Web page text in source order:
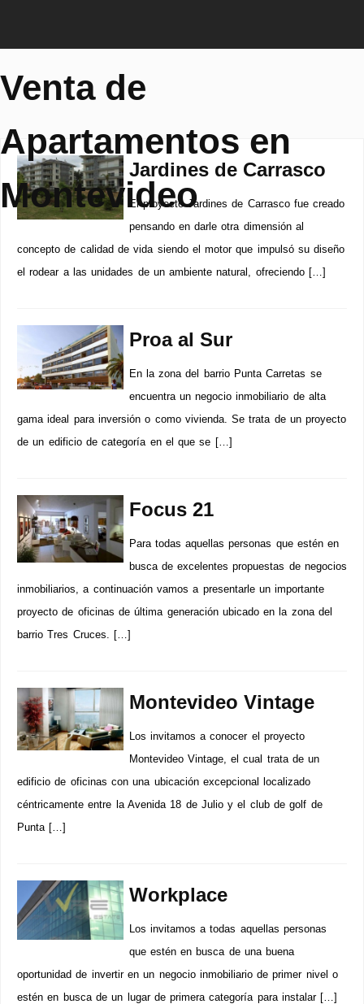
Venta de
Apartamentos en
Montevideo
Jardines de Carrasco
El proyecto Jardines de Carrasco fue creado
pensando en darle otra dimensión al
concepto de calidad de vida siendo el motor que impulsó su diseño
el rodear a las unidades de un ambiente natural, ofreciendo […]
Proa al Sur
En la zona del barrio Punta Carretas se
encuentra un negocio inmobiliario de alta
gama ideal para inversión o como vivienda. Se trata de un proyecto
de un edificio de categoría en el que se […]
Focus 21
Para todas aquellas personas que estén en
busca de excelentes propuestas de negocios
inmobiliarios, a continuación vamos a presentarle un importante
proyecto de oficinas de última generación ubicado en la zona del
barrio Tres Cruces. […]
Montevideo Vintage
Los invitamos a conocer el proyecto
Montevideo Vintage, el cual trata de un
edificio de oficinas con una ubicación excepcional localizado
céntricamente entre la Avenida 18 de Julio y el club de golf de
Punta […]
Workplace
Los invitamos a todas aquellas personas
que estén en busca de una buena
oportunidad de invertir en un negocio inmobiliario de primer nivel o
estén en busca de un lugar de primera categoría para instalar […]